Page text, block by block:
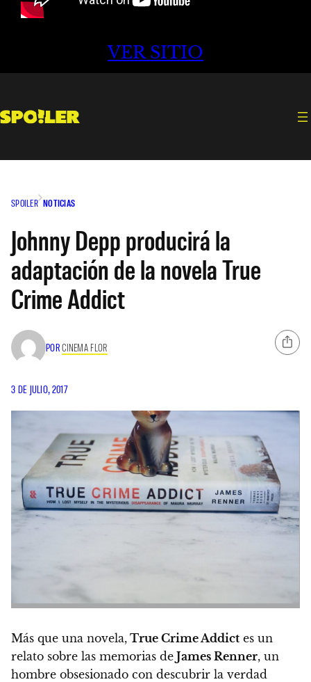
VER SITIO
SPOILER NOTICIAS
Johnny Depp producirá la
adaptación de la novela True
Crime Addict
PORCINEMA FLOR
3 DE JULIO, 2017
Más que una novela, True Crime Addict es un
relato sobre las memorias de James Renner, un
hombre obsesionado con descubrir la verdad